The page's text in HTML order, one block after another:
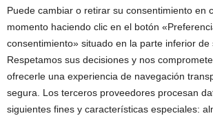
Puede cambiar o retirar su consentimiento en
momento haciendo clic en el botón
consentimiento» situado en la parte inferior de
Respetamos sus decisiones y nos
ofrecerle una experiencia de navegación
segura. Los terceros proveedores procesan
siguientes fines y características especiales:
Anúnciate en Dénia.com
,Comercios y Servicios,Construcción /